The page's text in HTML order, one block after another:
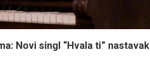
Novi singl “Hvala ti” nastavak